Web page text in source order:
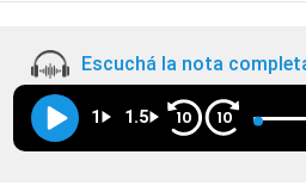
Escuchá la nota
1 1.5 10 10